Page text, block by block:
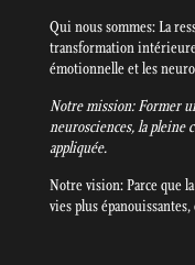
Qui nous sommes: La
transformation intérieure
émotionnelle et les
Notre mission: Former
neurosciences, la pleine
appliquée.
Notre vision: Parce que
vies plus